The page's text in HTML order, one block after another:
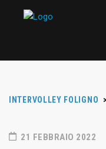
INTERVOLLEY FOLIGNO >
21 FEBBRAIO 2022